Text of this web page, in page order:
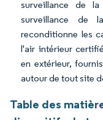
surveillance de
surveillance de
reconditionne les
l'air intérieur
en extérieur,
autour de tout site
Table des